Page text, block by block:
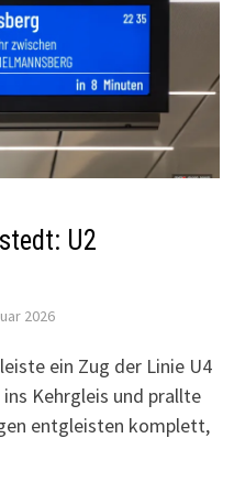
U2
2026
ein Zug der Linie U4
Kehrgleis und prallte
entgleisten komplett,